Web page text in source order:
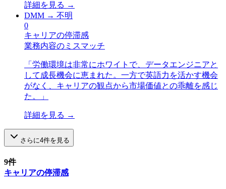
詳細を見る →
DMM → 不明
0
キャリアの停滞感
業務内容のミスマッチ
「 労働環境は非常にホワイトで、データエンジニアと
して成長機会に恵まれた。一方で英語力を活かす機会
がなく、キャリアの観点から市場価値との乖離を感じ
た。
」
詳細を見る →
さらに4件を見る
9件
キャリアの停滞感